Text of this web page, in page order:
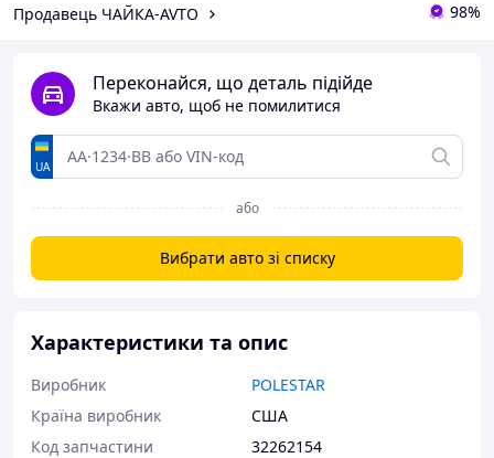
Продавець ЧАЙКА-AVTO 98%
Переконайся, що деталь підійде
Вкажи авто, щоб не помилитися
UA
або
Вибрати авто зі списку
Характеристики та опис
Виробник
POLESTAR
Країна виробник
США
Код запчастини
32262154